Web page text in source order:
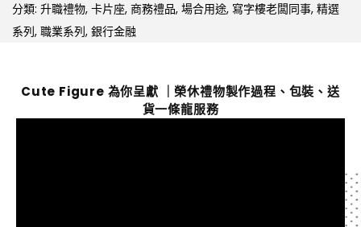
分類: 升職禮物, 卡片座, 商務禮品, 場合用途, 寫字樓老闆同事, 精選
系列, 職業系列, 銀行金融
Cute Figure 為你呈獻 ｜榮休禮物製作過程、包裝、送
貨一條龍服務